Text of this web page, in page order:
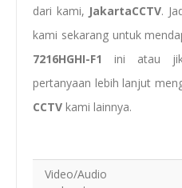
dari kami, JakartaCCTV.
kami sekarang untuk
7216HGHI-F1
ini atau
pertanyaan lebih lanjut
CCTV kami lainnya.
Video/Audio